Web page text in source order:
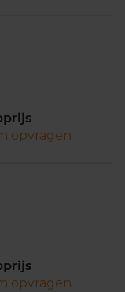
opvragen
opvragen